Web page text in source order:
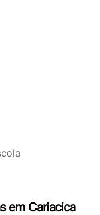
em Cariacica